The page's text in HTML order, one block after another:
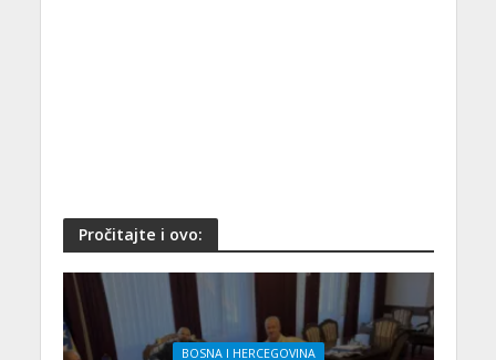
Pročitajte i ovo:
BOSNA I HERCEGOVINA